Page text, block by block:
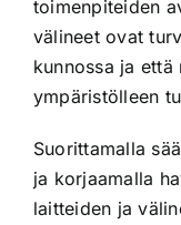
toimenpiteiden
välineet ovat
kunnossa ja
ympäristölleen
Suorittamalla
ja korjaamalla
laitteiden ja